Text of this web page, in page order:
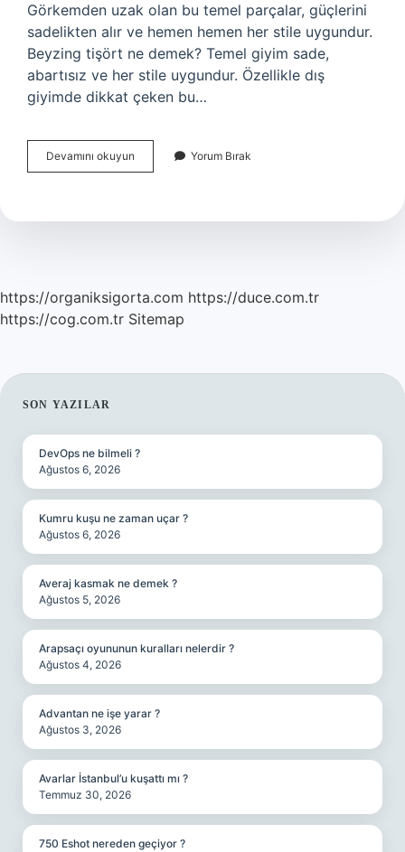
Görkemden uzak olan bu temel parçalar, güçlerini
sadelikten alır ve hemen hemen her stile uygundur.
Beyzing tişört ne demek? Temel giyim sade,
abartısız ve her stile uygundur. Özellikle dış
giyimde dikkat çeken bu…
Devamını okuyun
Beyzing
Yorum Bırak
https://organiksigorta.com https://duce.com.tr
https://cog.com.tr Sitemap
SIDEBAR
SON YAZILAR
DevOps ne bilmeli ?
Ağustos 6, 2026
Kumru kuşu ne zaman uçar ?
Ağustos 6, 2026
Averaj kasmak ne demek ?
Ağustos 5, 2026
Arapsaçı oyununun kuralları nelerdir ?
Ağustos 4, 2026
Advantan ne işe yarar ?
Ağustos 3, 2026
Avarlar İstanbul’u kuşattı mı ?
Temmuz 30, 2026
750 Eshot nereden geçiyor ?